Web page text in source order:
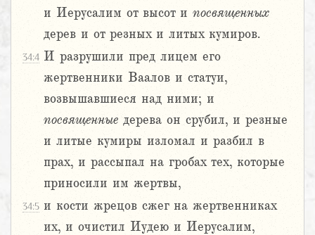
и Иерусалим от высот и посвященных
дерев и от резных и литых кумиров.
34:4 И разрушили пред лицем его
жертвенники Ваалов и статуи,
возвышавшиеся над ними; и
посвященные дерева он срубил, и резные
и литые кумиры изломал и разбил в
прах, и рассыпал на гробах тех, которые
приносили им жертвы,
34:5 и кости жрецов сжег на жертвенниках
их, и очистил Иудею и Иерусалим,